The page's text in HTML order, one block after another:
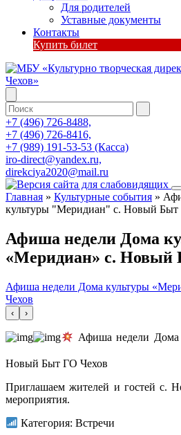
Для родителей
Уставные документы
Контакты
Купить билет
+7 (496) 726-8488,
+7 (496) 726-8416,
+7 (989) 191-53-53 (Касса)
iro-direct@yandex.ru,
direkciya2020@mail.ru
Главная » Культурные события »
культуры "Меридиан" с. Новый Быт
Афиша недели Дома
«Меридиан» с. Новый
Афиша недели Дома культуры
Чехов
‹ ›
Афиша недели Дома
Новый Быт ГО Чехов
Приглашаем жителей и гостей с.
мероприятия.
Категория: Встречи